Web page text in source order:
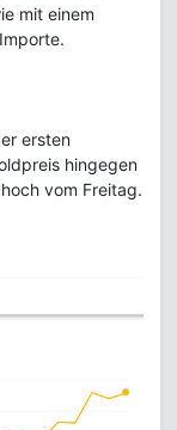
mit einem
ersten
hingegen
vom Freitag.